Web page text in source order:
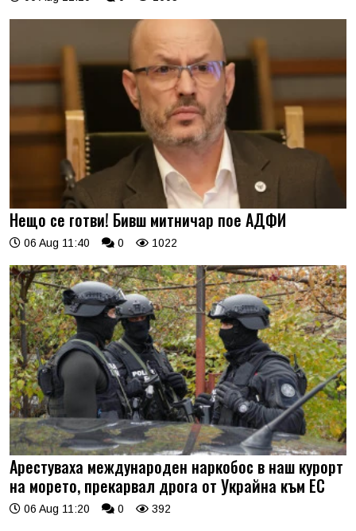
Нещо се готви! Бивш митничар пое АДФИ
06 Aug 11:40 0 1022
Арестуваха международен наркобос в наш курорт
на морето, прекарвал дрога от Украйна към ЕС
06 Aug 11:20 0 392